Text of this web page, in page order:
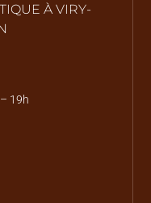
À VIRY-
19h